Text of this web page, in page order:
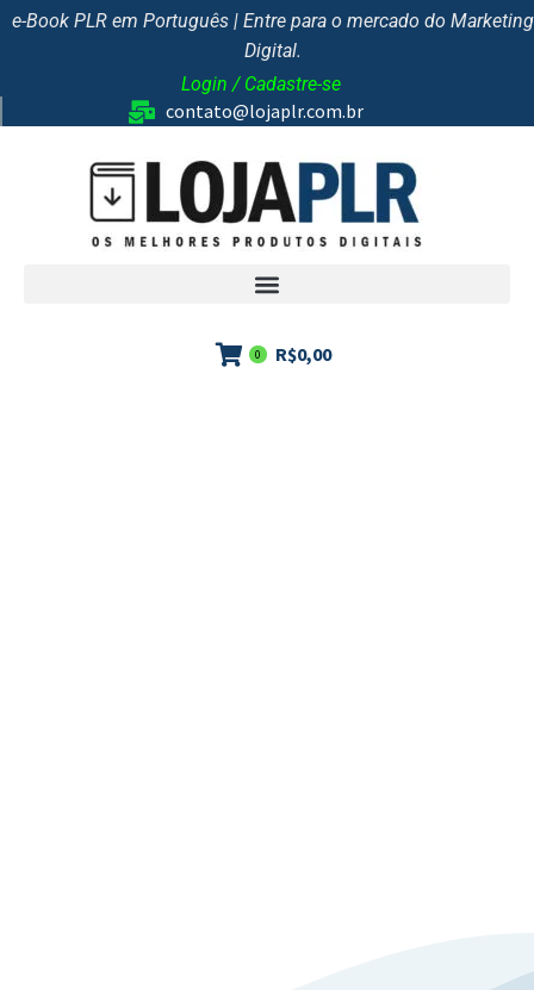
e-Book PLR em Português | Entre para o mercado do Marketing
Digital.
Login / Cadastre-se
contato@lojaplr.com.br
R$0,00
0